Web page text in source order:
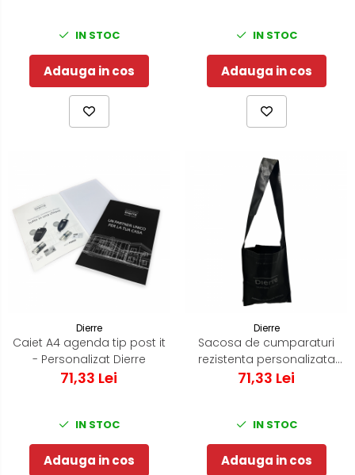
IN STOC
Adauga in cos
IN STOC
Adauga in cos
Dierre
Caiet A4 agenda tip post it
- Personalizat Dierre
71,33 Lei
IN STOC
Adauga in cos
Dierre
Sacosa de cumparaturi
rezistenta personalizata
Dierre
71,33 Lei
IN STOC
Adauga in cos